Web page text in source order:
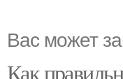
Вас может
Как